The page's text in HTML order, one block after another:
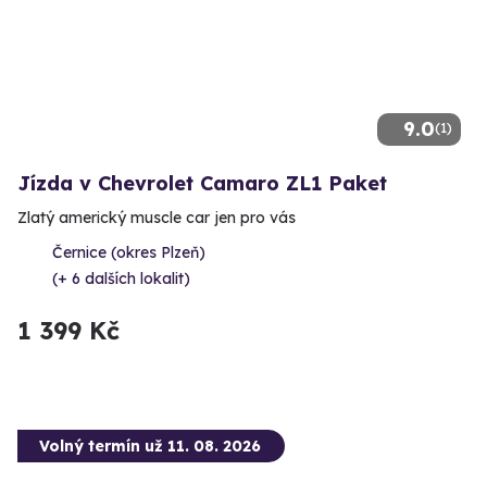
9.0(1)
Jízda v Chevrolet Camaro ZL1 Paket
Zlatý americký muscle car jen pro vás
Černice (okres Plzeň)
(+ 6 dalších lokalit)
1 399 Kč
Volný termín už 11. 08. 2026